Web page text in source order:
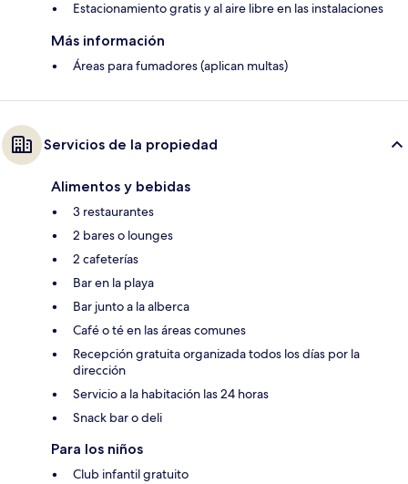
Estacionamiento gratis y al aire libre en las instalaciones
Más información
Áreas para fumadores (aplican multas)
Servicios de la propiedad
Alimentos y bebidas
3 restaurantes
2 bares o lounges
2 cafeterías
Bar en la playa
Bar junto a la alberca
Café o té en las áreas comunes
Recepción gratuita organizada todos los días por la
dirección
Servicio a la habitación las 24 horas
Snack bar o deli
Para los niños
Club infantil gratuito